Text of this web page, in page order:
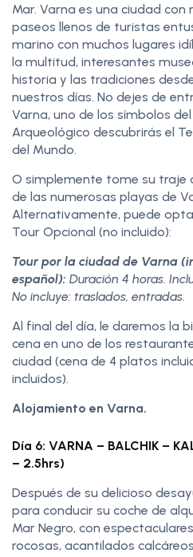
Mar. Varna es una ciudad con
paseos llenos de turistas
marino con muchos lugares
la multitud, interesantes
historia y las tradiciones
nuestros días. No dejes de
Varna, uno de los símbolos
Arqueológico descubrirás el
del Mundo.
O simplemente tome su traje
de las numerosas playas de
Alternativamente, puede
Tour Opcional (no incluido):
Tour por la ciudad de Varna
español): Duración 4 horas.
No incluye: traslados, entradas.
Al final del día, le daremos la
cena en uno de los
ciudad (cena de 4 platos
incluidos).
Alojamiento en Varna.
Día 6: VARNA – BALCHIK –
– 2.5hrs)
Después de su delicioso
para conducir su coche de
Mar Negro, con
rocosas, acantilados